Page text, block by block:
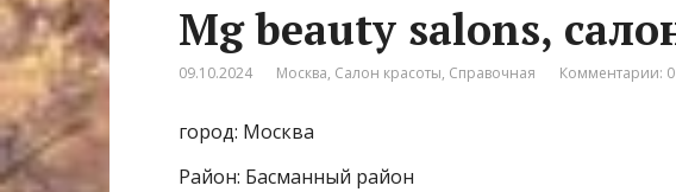
Mg beauty salons,
09.10.2024 Москва, Салон красоты, Справочная Комментарии: 0
город: Москва
Район: Басманный район